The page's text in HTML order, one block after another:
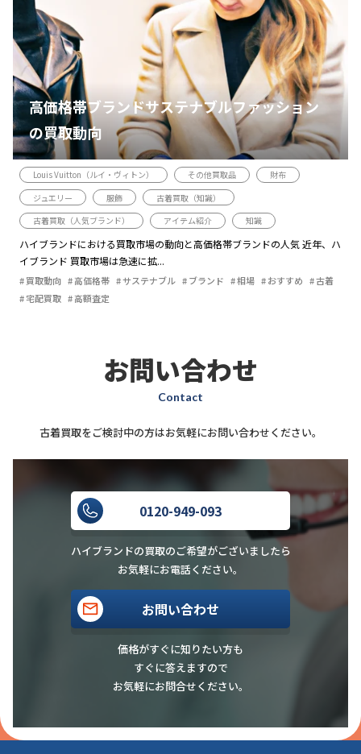
高価格帯ブランドサステナブルファッション
の買取動向
Louis Vuitton（ルイ・ヴィトン） その他買取品
財布
ジュエリー
服飾
古着買取（知識）
古着買取（人気ブランド）
アイテム紹介 知識
ハイブランドにおける買取市場の動向と高価格帯ブランドの人気 近年、ハ
イブランド 買取市場は急速に拡...
買取動向 高価格帯 サステナブル ブランド 相場 おすすめ
古着
宅配買取
高額査定
お問い合わせ
Contact
古着買取をご検討中の方はお気軽にお問い合わせください。
0120-949-093
ハイブランドの買取のご希望がございましたら
お気軽にお電話ください。
お問い合わせ
価格がすぐに知りたい方も
すぐに答えますので
お気軽にお問合せください。